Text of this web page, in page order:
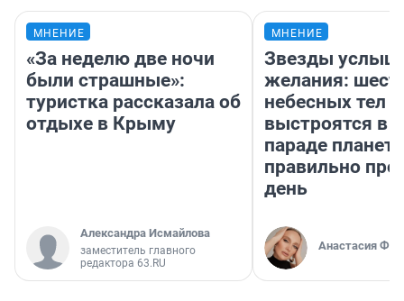
МНЕНИЕ
«За неделю две ночи
были страшные»:
туристка рассказала об
отдыхе в Крыму
Александра Исмайлова
заместитель главного
редактора 63.RU
МНЕНИЕ
Звезды
желания:
небесных тел
выстроятся в
параде планет
правильно
день
Анастасия